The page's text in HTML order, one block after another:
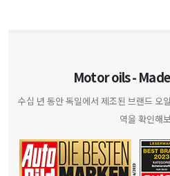
Motor oils -
수십 년 동안 독일에서 제조된 브랜드 오
역을 확인해